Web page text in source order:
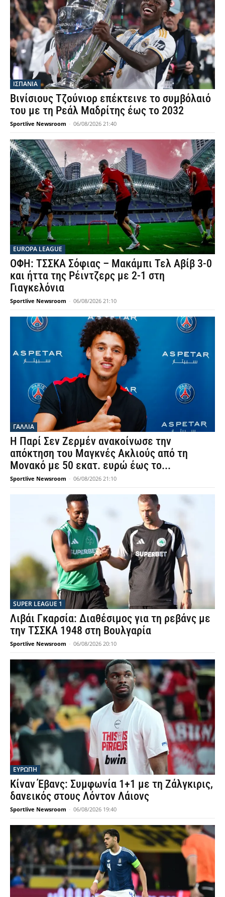
ΙΣΠΑΝΙΑ
Βινίσιους Τζούνιορ επέκτεινε το συμβόλαιό
του με τη Ρεάλ Μαδρίτης έως το 2032
Sportlive Newsroom - 06/08/2026 21:40
EUROPA LEAGUE
ΟΦΗ: ΤΣΣΚΑ Σόφιας – Μακάμπι Τελ Αβίβ 3-0
και ήττα της Ρέιντζερς με 2-1 στη
Γιαγκελόνια
Sportlive Newsroom - 06/08/2026 21:10
ΓΑΛΛΙΑ
Η Παρί Σεν Ζερμέν ανακοίνωσε την
απόκτηση του Μαγκνές Ακλιούς από τη
Μονακό με 50 εκατ. ευρώ έως το...
Sportlive Newsroom - 06/08/2026 21:10
SUPER LEAGUE 1
Λιβάι Γκαρσία: Διαθέσιμος για τη ρεβάνς με
την ΤΣΣΚΑ 1948 στη Βουλγαρία
Sportlive Newsroom - 06/08/2026 20:10
ΕΥΡΩΠΗ
Κίναν Έβανς: Συμφωνία 1+1 με τη Ζάλγκιρις,
δανεικός στους Λόντον Λάιονς
Sportlive Newsroom - 06/08/2026 19:40